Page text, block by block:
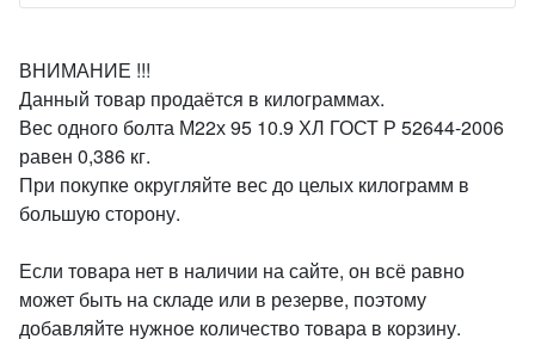
ВНИМАНИЕ !!!
Данный товар продаётся в килограммах.
Вес одного болта М22х 95 10.9 ХЛ ГОСТ Р 52644-2006
равен 0,386 кг.
При покупке округляйте вес до целых килограмм в
большую сторону.
Если товара нет в наличии на сайте, он всё равно
может быть на складе или в резерве, поэтому
добавляйте нужное количество товара в корзину.